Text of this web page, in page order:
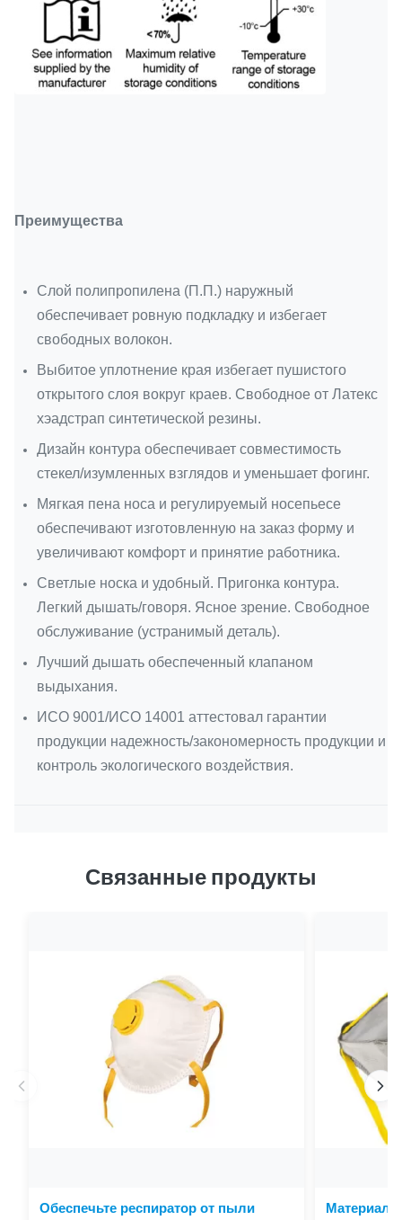
Преимущества
Слой полипропилена (П.П.) наружный
обеспечивает ровную подкладку и избегает
свободных волокон.
Выбитое уплотнение края избегает пушистого
открытого слоя вокруг краев. Свободное от Латекс
хэадстрап синтетической резины.
Дизайн контура обеспечивает совместимость
стекел/изумленных взглядов и уменьшает фогинг.
Мягкая пена носа и регулируемый носепьесе
обеспечивают изготовленную на заказ форму и
увеличивают комфорт и принятие работника.
Светлые носка и удобный. Пригонка контура.
Легкий дышать/говоря. Ясное зрение. Свободное
обслуживание (устранимый деталь).
Лучший дышать обеспеченный клапаном
выдыхания.
ИСО 9001/ИСО 14001 аттестовал гарантии
продукции надежность/закономерность продукции и
контроль экологического воздействия.
Связанные продукты
Обеспечьте респиратор от пыли
Материал